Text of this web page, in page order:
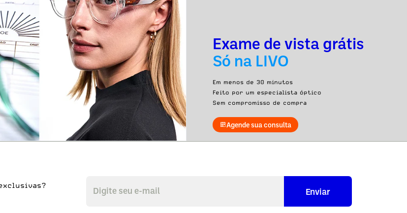
Exame de vista grátis
Só na LIVO
Em menos de 30 minutos
Feito por um especialista óptico
Sem compromisso de compra
Agende sua consulta
Enviar